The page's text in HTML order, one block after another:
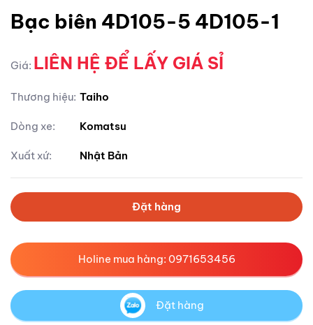
Bạc biên 4D105-5 4D105-1
Giá: LIÊN HỆ ĐỂ LẤY GIÁ SỈ
Thương hiệu: Taiho
Dòng xe: Komatsu
Xuất xứ: Nhật Bản
Đặt hàng
Holine mua hàng: 0971653456
Đặt hàng